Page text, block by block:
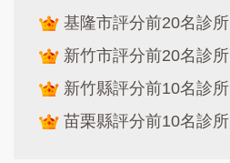
基隆市評分前20名診所
新竹市評分前20名診所
新竹縣評分前10名診所
苗栗縣評分前10名診所